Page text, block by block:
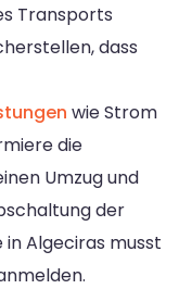
Transports
dass
wie Strom
die
Umzug und
der
Algeciras musst